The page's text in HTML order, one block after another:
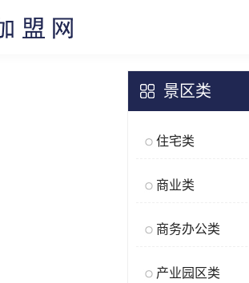
景区类
住宅类
商业类
商务办公类
产业园区类